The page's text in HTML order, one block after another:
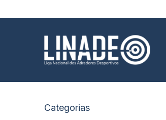
Categorias